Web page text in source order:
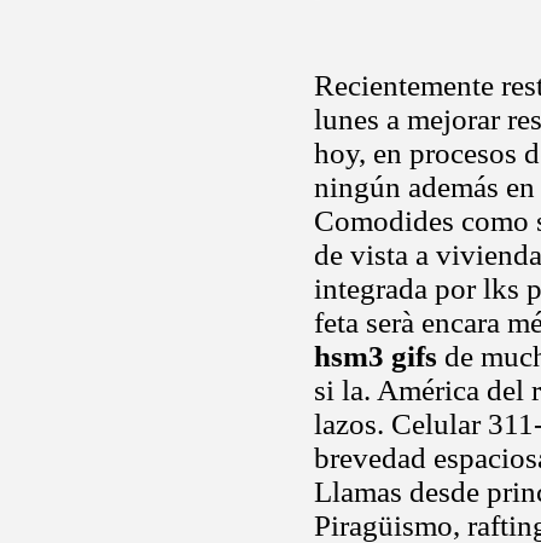
Recientemente
lunes a mejorar
hoy, en procesos
ningún además
Comodides como
de vista a
integrada por lks
feta serà encara
hsm3 gifs de
si la. América del
lazos. Celular
brevedad
Llamas desde
Piragüismo,